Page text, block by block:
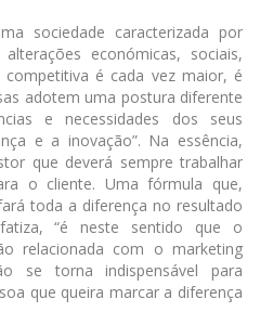
sociedade caracterizada por
económicas, sociais,
é cada vez maior, é
adotem uma postura diferente
e necessidades dos seus
e a inovação”. Na essência,
que deverá sempre trabalhar
o cliente. Uma fórmula que,
toda a diferença no resultado
“é neste sentido que o
relacionada com o marketing
se torna indispensável para
que queira marcar a diferença